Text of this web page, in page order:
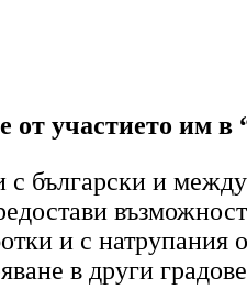
от участието им
с български и
и с
в други